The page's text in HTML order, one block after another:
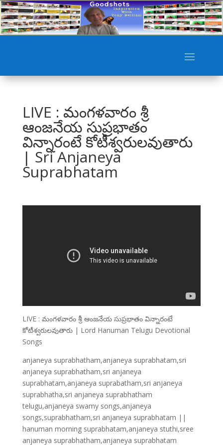
LIVE : మంగళవారం శ్రీ
ఆంజనేయ సుప్రభాతం
విన్నారంటే కోటీశ్వరులవుతారు
| Sri Anjaneya
Suprabhatam
LIVE : మంగళవారం శ్రీ ఆంజనేయ సుప్రభాతం విన్నారంటే
కోటీశ్వరులవుతారు | Lord Hanuman Telugu Devotional
Songs
anjaneya suprabhatham,anjaneya suprabhatam,sri
anjaneya suprabhatham,sri anjaneya
suprabhatam,anjaneya suprabatham,sri anjaneya
suprabhatha,sri anjaneya suprabhatham
telugu,anjaneya swamy songs,anjaneya
songs,suprabhatham,sri anjaneya suprabhatam ||
hanuman morning suprabhatam,anjaneya stuthi,sree
anjaneya suprabhatham,anjaneya suprabhatam